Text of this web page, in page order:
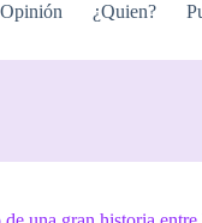
Opinión ¿Quien?